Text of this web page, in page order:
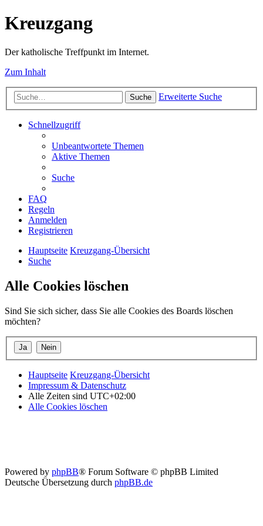
Kreuzgang
Der katholische Treffpunkt im Internet.
Zum Inhalt
Suche Erweiterte Suche
Schnellzugriff
Unbeantwortete Themen
Aktive Themen
Suche
FAQ
Regeln
Anmelden
Registrieren
Hauptseite Kreuzgang-Übersicht
Suche
Alle Cookies löschen
Sind Sie sich sicher, dass Sie alle Cookies des Boards löschen
möchten?
Hauptseite Kreuzgang-Übersicht
Impressum & Datenschutz
Alle Zeiten sind UTC+02:00
Alle Cookies löschen
Powered by phpBB® Forum Software © phpBB Limited
Deutsche Übersetzung durch phpBB.de